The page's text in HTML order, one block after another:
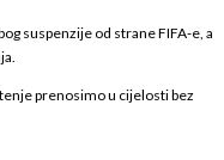
suspenzije od strane FIFA-e, a
prenosimo u cijelosti bez